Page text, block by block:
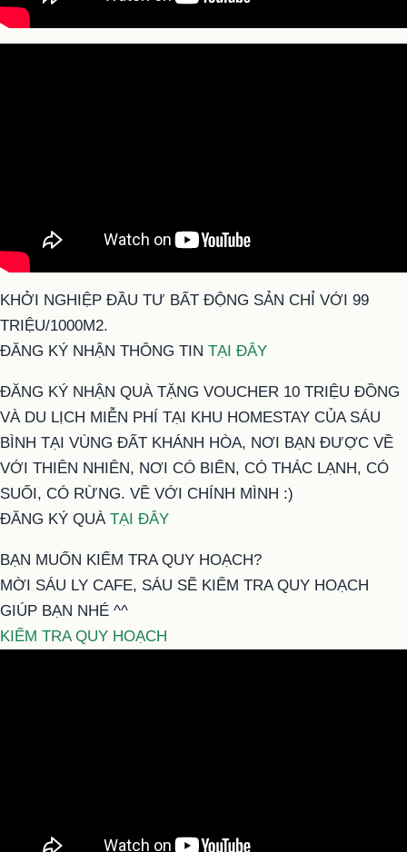
KHỞI NGHIỆP ĐẦU TƯ BẤT ĐỘNG SẢN CHỈ VỚI 99
TRIỆU/1000M2.
ĐĂNG KÝ NHẬN THÔNG TIN TẠI ĐÂY
ĐĂNG KÝ NHẬN QUÀ TẶNG VOUCHER 10 TRIỆU ĐỒNG
VÀ DU LỊCH MIỄN PHÍ TẠI KHU HOMESTAY CỦA SÁU
BÌNH TẠI VÙNG ĐẤT KHÁNH HÒA, NƠI BẠN ĐƯỢC VỀ
VỚI THIÊN NHIÊN, NƠI CÓ BIỂN, CÓ THÁC LẠNH, CÓ
SUỐI, CÓ RỪNG. VỀ VỚI CHÍNH MÌNH :)
ĐĂNG KÝ QUÀ TẠI ĐÂY
BẠN MUỐN KIỂM TRA QUY HOẠCH?
MỜI SÁU LY CAFE, SÁU SẼ KIỂM TRA QUY HOẠCH
GIÚP BẠN NHÉ ^^
KIỂM TRA QUY HOẠCH